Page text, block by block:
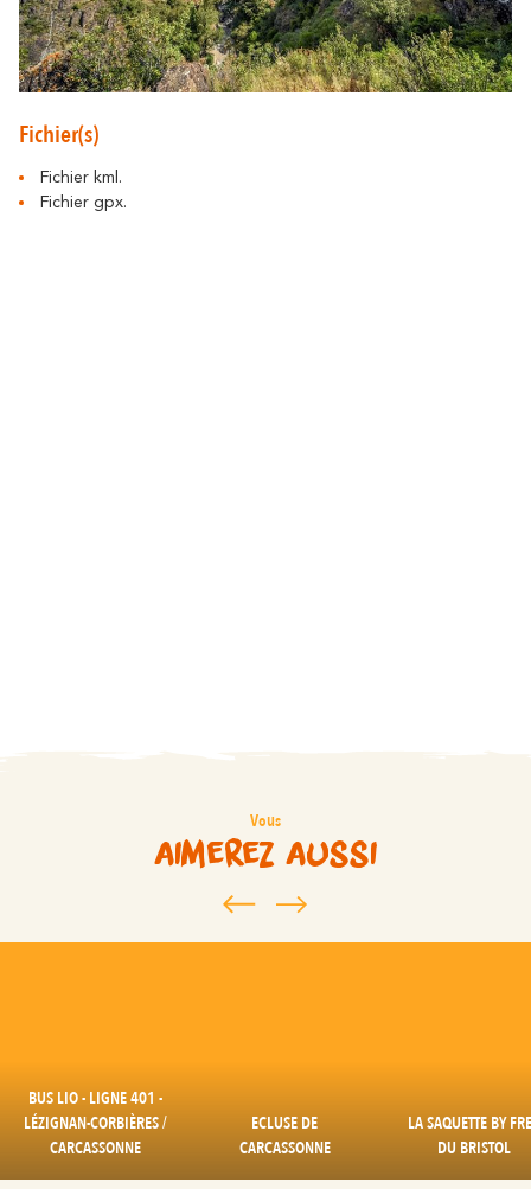
En amoureux En famille
Fichier(s)
Fichier kml.
Fichier gpx.
Vous
aimerez aussi
BUS LIO - LIGNE 401 -
LÉZIGNAN-CORBIÈRES /
CARCASSONNE
ECLUSE DE
CARCASSONNE
LA SAQUETTE BY
DU BRISTOL